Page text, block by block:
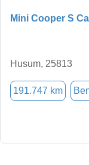
Mini Cooper S
Husum, 25813
191.747 km